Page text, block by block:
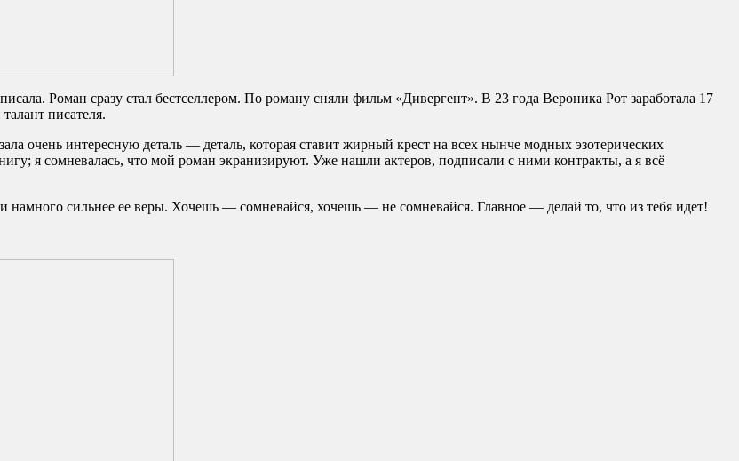
Роман сразу стал бестселлером. По роману сняли фильм «Дивергент». В 23 года Вероника Рот заработала 17
писателя.
очень интересную деталь — деталь, которая ставит жирный крест на всех нынче модных эзотерических
я сомневалась, что мой роман экранизируют. Уже нашли актеров, подписали с ними контракты, а я всё
сильнее ее веры. Хочешь — сомневайся, хочешь — не сомневайся. Главное — делай то, что из тебя идет!